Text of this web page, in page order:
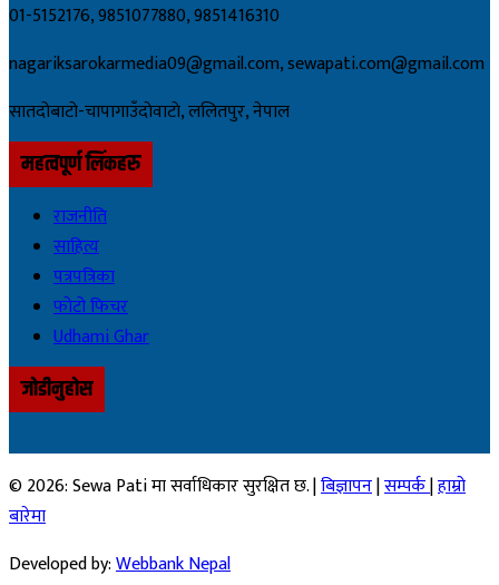
01-5152176, 9851077880, 9851416310
nagariksarokarmedia09@gmail.com, sewapati.com@gmail.com
सातदोबाटो-चापागाउँदाेवाटाे, ललितपुर, नेपाल
महत्वपूर्ण लिंकहरु
राजनीति
साहित्य
पत्रपत्रिका
फोटो फिचर
Udhami Ghar
जोडीनुहोस
© 2026: Sewa Pati मा सर्वाधिकार सुरक्षित छ. |बिज्ञापन|सम्पर्क|हाम्रो
बारेमा
Developed by:Webbank Nepal